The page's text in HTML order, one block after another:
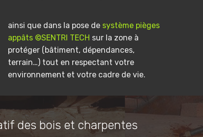
ainsi que dans la pose de système pièges
appâts ©SENTRI TECH sur la zone à
protéger (bâtiment, dépendances,
terrain…) tout en respectant votre
environnement et votre cadre de vie.
des bois et charpentes